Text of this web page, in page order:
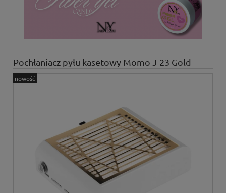
Pochłaniacz pyłu kasetowy Momo J-23 Gold
nowość